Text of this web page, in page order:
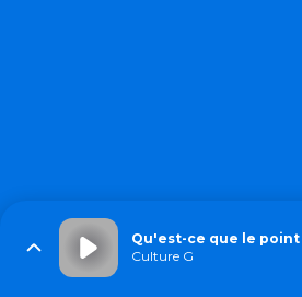
Qu'est-ce que le point
Culture G